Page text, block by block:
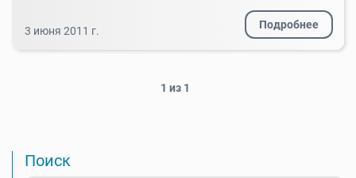
3 июня 2011 г. Подробнее
1 из 1
Поиск